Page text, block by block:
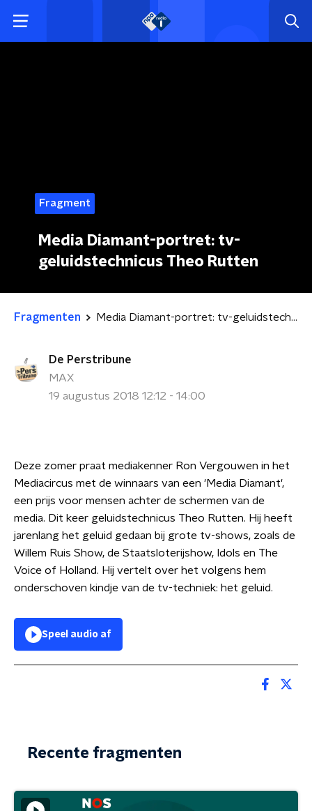
Fragment
Media Diamant-portret: tv-
geluidstechnicus Theo Rutten
Fragmenten Media Diamant-portret: tv-geluidstechnicus Theo Rutten
De Perstribune
MAX
19 augustus 2018 12:12 - 14:00
Deze zomer praat mediakenner Ron Vergouwen in het
Mediacircus met de winnaars van een 'Media Diamant',
een prijs voor mensen achter de schermen van de
media. Dit keer geluidstechnicus Theo Rutten. Hij heeft
jarenlang het geluid gedaan bij grote tv-shows, zoals de
Willem Ruis Show, de Staatsloterijshow, Idols en The
Voice of Holland. Hij vertelt over het volgens hem
onderschoven kindje van de tv-techniek: het geluid.
Speel audio af
Recente fragmenten